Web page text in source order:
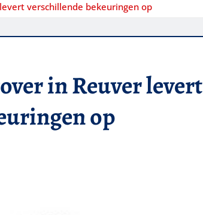
verschillende bekeuringen op
in Reuver levert
op